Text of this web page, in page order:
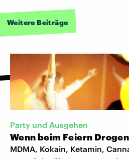
Weitere Beiträge
Party und Ausgehen
Wenn beim Feiern
MDMA, Kokain, Ketamin,